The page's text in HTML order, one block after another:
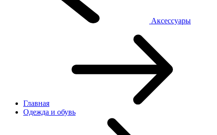
Аксессуары
Главная
Одежда и обувь